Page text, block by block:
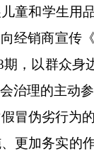
童和学生用
向经销商宣传
期 ，以群众身
治理的主动参
冒伪劣行为
更加务实的